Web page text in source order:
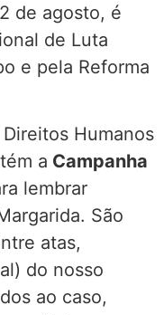
de agosto, é
de Luta
e pela Reforma
Humanos
a Campanha
lembrar
São
atas,
do nosso
ao caso,